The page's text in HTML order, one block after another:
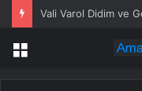
Vali Varol Didim ve
Menü